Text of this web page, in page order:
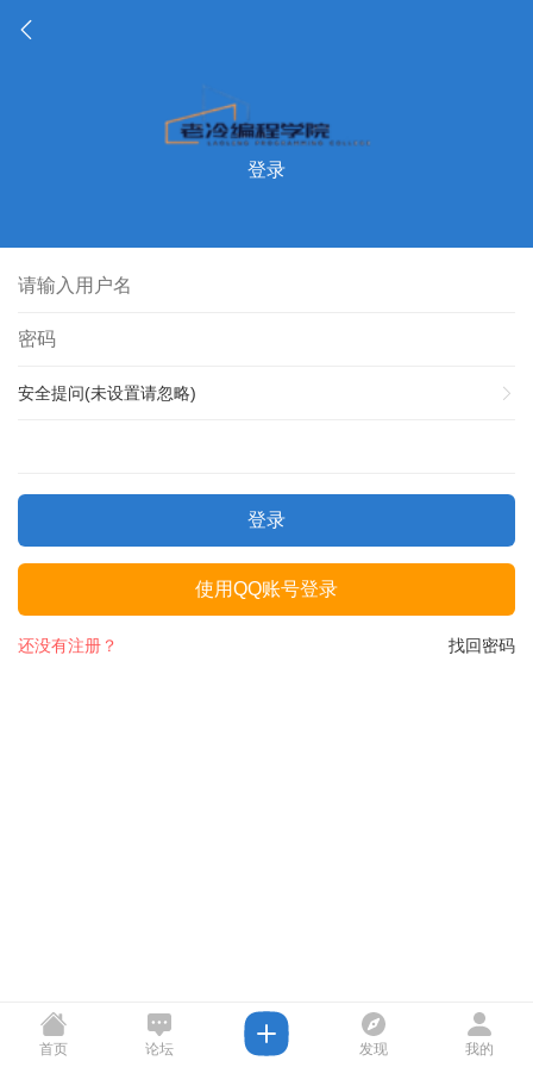
登录
安全提问(未设置请忽略)
登录
使用QQ账号登录
找回密码
还没有注册？
首页 论坛 发现 我的